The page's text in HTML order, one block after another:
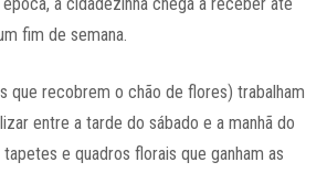
fim de semana.
que recobrem o chão de flores) trabalham
entre a tarde do sábado e a manhã do
e quadros florais que ganham as